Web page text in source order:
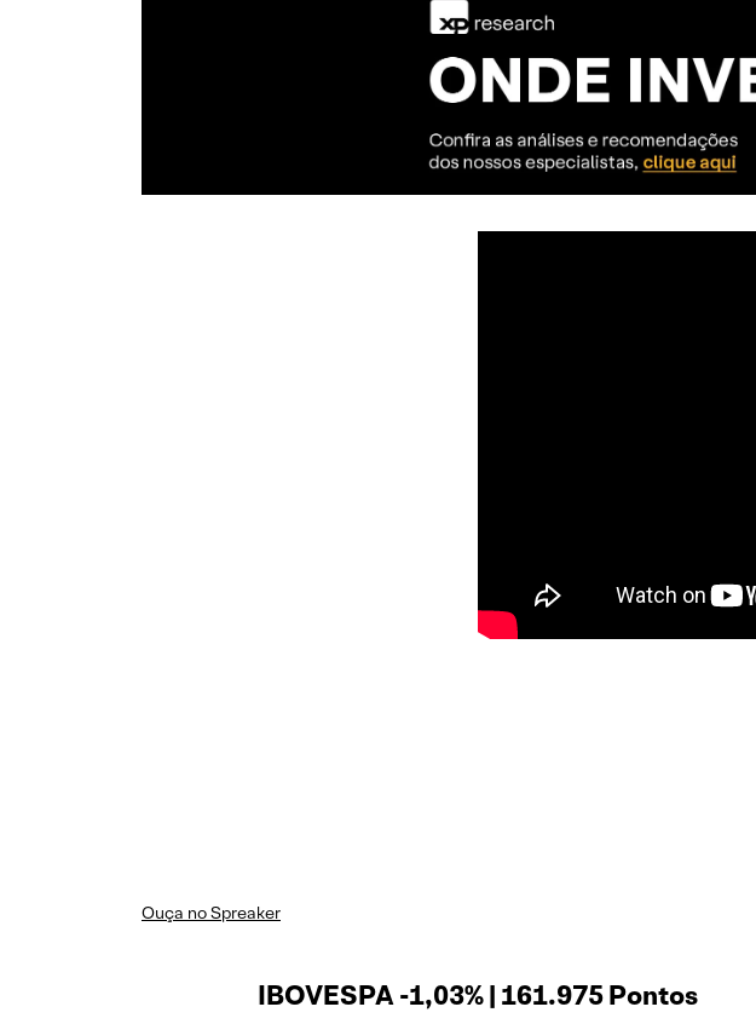
Ouça no Spreaker
IBOVESPA -1,03% | 161.975 Pontos